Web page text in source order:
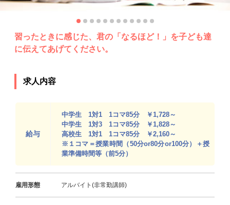
習ったときに感じた、君の「なるほど！」を子ども達
に伝えてあげてください。
求人内容
給与
中学生 1対1 1コマ85分 ￥1,728～
中学生 1対3 1コマ85分 ￥1,828～
高校生 1対1 1コマ85分 ￥2,160～
※１コマ＝授業時間（50分or80分or100分）＋授
業準備時間等（前5分）
雇用形態 アルバイト(非常勤講師)